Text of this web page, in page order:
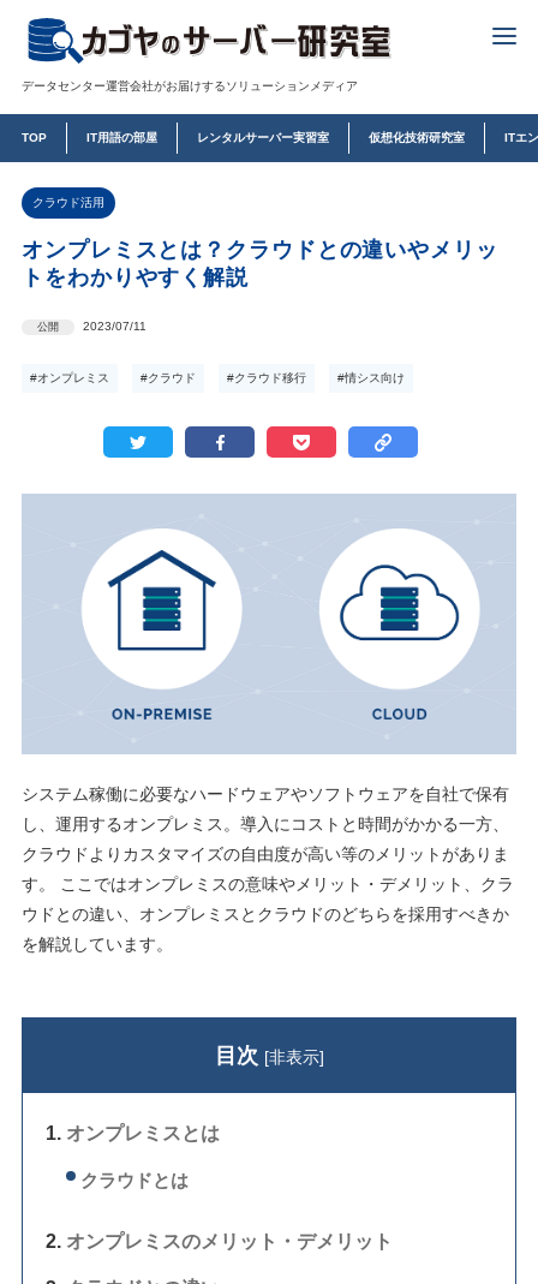
データセンター運営会社がお届けするソリューションメディア
TOP IT用語の部屋 レンタルサーバー実習室 仮想化技術研究室 ITエ
クラウド活用
オンプレミスとは？クラウドとの違いやメリッ
トをわかりやすく解説
公開 2023/07/11
#オンプレミス #クラウド #クラウド移行 #情シス向け
システム稼働に必要なハードウェアやソフトウェアを自社で保有
し、運用するオンプレミス。導入にコストと時間がかかる一方、
クラウドよりカスタマイズの自由度が高い等のメリットがありま
す。 ここではオンプレミスの意味やメリット・デメリット、クラ
ウドとの違い、オンプレミスとクラウドのどちらを採用すべきか
を解説しています。
目次 [非表示]
オンプレミスとは
クラウドとは
オンプレミスのメリット・デメリット